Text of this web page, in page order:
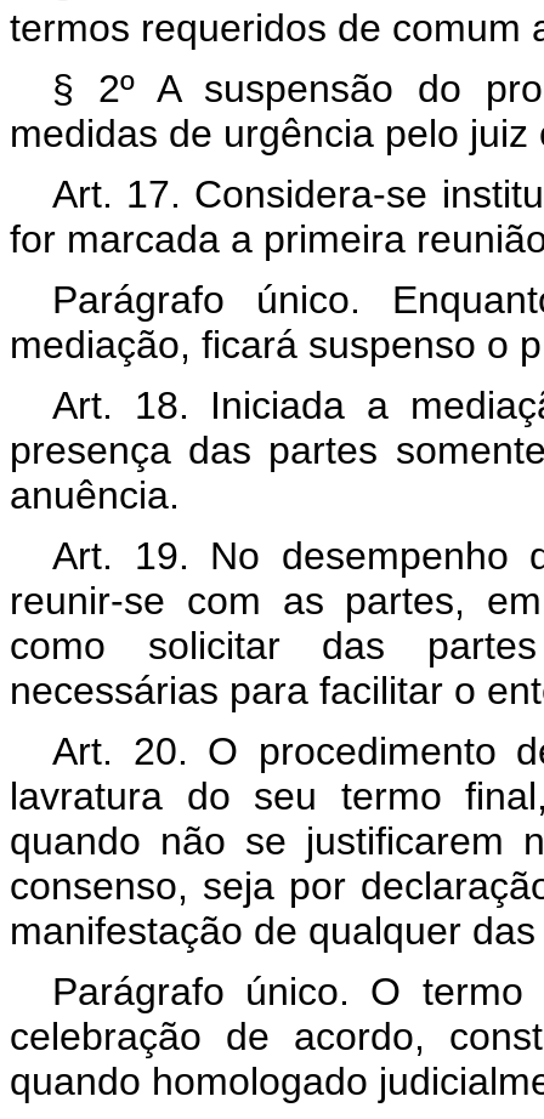
termos requeridos de comum
§ 2º A suspensão do
medidas de urgência pelo juiz
Art. 17. Considera-se
for marcada a primeira
Parágrafo único.
mediação, ficará suspenso o
Art. 18. Iniciada a
presença das partes
anuência.
Art. 19. No desempenho
reunir-se com as partes,
como solicitar das
necessárias para facilitar o
Art. 20. O procedimento
lavratura do seu termo
quando não se justificarem
consenso, seja por
manifestação de qualquer
Parágrafo único. O
celebração de acordo,
quando homologado